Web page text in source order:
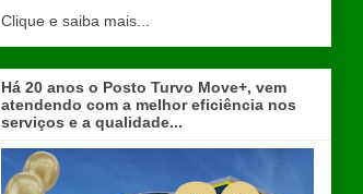
Clique e saiba mais...
Há 20 anos o Posto Turvo Move+, vem
atendendo com a melhor eficiência nos
serviços e a qualidade...